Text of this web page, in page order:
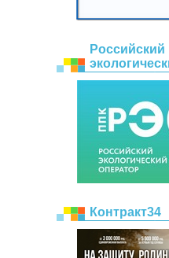
Российский
Контракт34